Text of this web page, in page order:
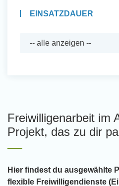
EINSATZDAUER
Freiwilligenarbeit im
Projekt, das zu dir
Hier findest du ausgewählte
flexible Freiwilligendienste